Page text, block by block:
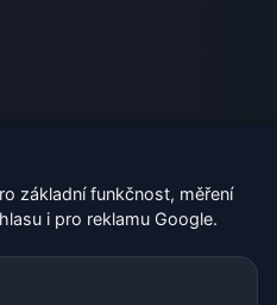
o počasí:
základní funkčnost, měření
i pro reklamu Google.